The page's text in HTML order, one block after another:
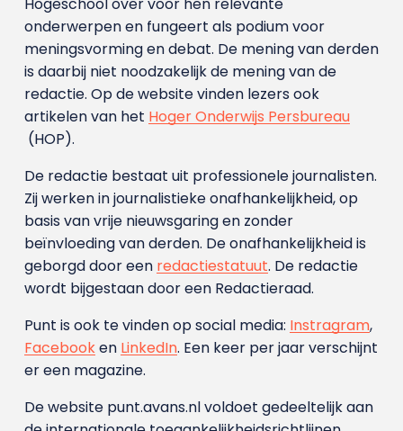
onderwerpen en fungeert als podium voor
meningsvorming en debat. De mening van derden
is daarbij niet noodzakelijk de mening van de
redactie. Op de website vinden lezers ook
artikelen van het Hoger Onderwijs Persbureau
(HOP).
De redactie bestaat uit professionele journalisten.
Zij werken in journalistieke onafhankelijkheid, op
basis van vrije nieuwsgaring en zonder
beïnvloeding van derden. De onafhankelijkheid is
geborgd door een redactiestatuut. De redactie
wordt bijgestaan door een Redactieraad.
Punt is ook te vinden op social media: Instragram,
Facebooken LinkedIn. Een keer per jaar verschijnt
er een magazine.
De website punt.avans.nl voldoet gedeeltelijk aan